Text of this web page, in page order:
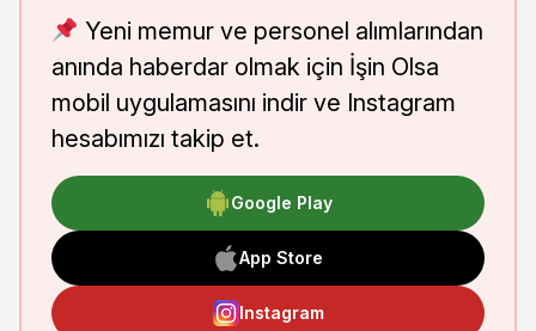
Yeni memur ve personel alımlarından
anında haberdar olmak için İşin Olsa
mobil uygulamasını indir ve Instagram
hesabımızı takip et.
Google Play
App Store
Instagram